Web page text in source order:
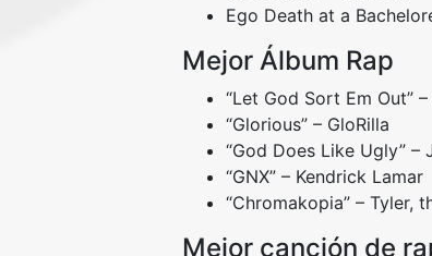
Ego Death at a
Mejor Álbum Rap
“Let God Sort Em Out”
“Glorious” – GloRilla
“God Does Like Ugly” –
“GNX” – Kendrick Lamar
“Chromakopia” – Tyler,
Mejor canción de